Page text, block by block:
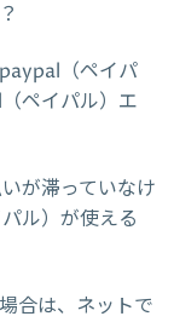
（ペイパ
ペイパル）エ
が滞っていなけ
ル）が使える
合は、ネットで